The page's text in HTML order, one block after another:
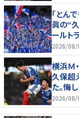
｢とん
眞の“
ールト
スター
2026/08/
横浜Ｍ
久保超
た。悔
2026/08/